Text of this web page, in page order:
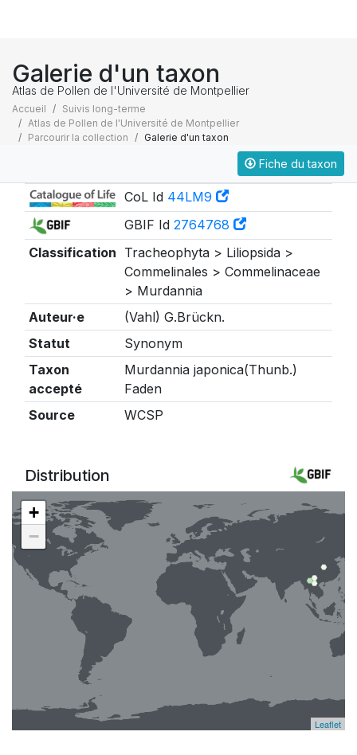
Galerie d'un taxon
Atlas de Pollen de l'Université de Montpellier
Accueil
Suivis long-terme
Atlas de Pollen de l'Université de Montpellier
Parcourir la collection
Galerie d'un taxon
Fiche du taxon
CoL Id 44LM9
GBIF Id 2764768
Classification Tracheophyta > Liliopsida >
Commelinales > Commelinaceae
> Murdannia
Auteur·e
(Vahl) G.Brückn.
Statut
Synonym
Taxon
accepté
Murdannia japonica(Thunb.)
Faden
Source
WCSP
Distribution
+
−
Leaflet